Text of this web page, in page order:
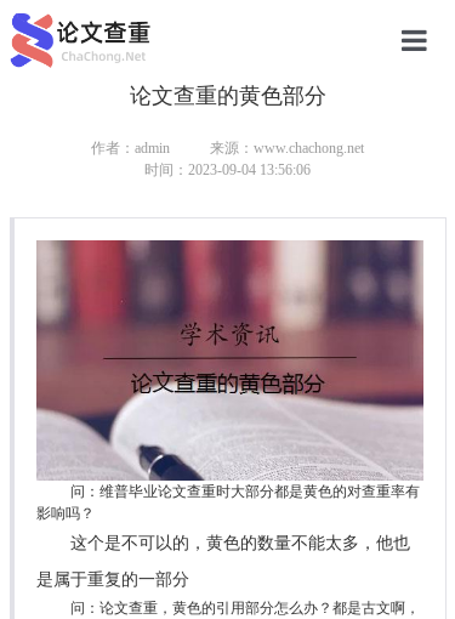
研究生论
论文查重的黄色部分
作者：admin
来源：www.chachong.net
时间：2023-09-04 13:56:06
问：维普毕业论文查重时大部分都是黄色的对查重率有
影响吗？
这个是不可以的，黄色的数量不能太多，他也
是属于重复的一部分
问：论文查重，黄色的引用部分怎么办？都是古文啊，